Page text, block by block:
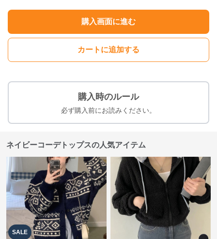
購入画面に進む
カートに追加する
購入時のルール
必ず購入前にお読みください。
ネイビーコーデトップスの人気アイテム
SALE